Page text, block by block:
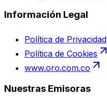
Información Legal
Política de Privacidad
Política de Cookies
www.oro.com.co
Nuestras Emisoras